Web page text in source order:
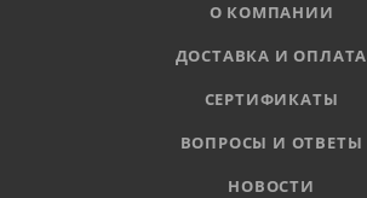
О КОМПАНИИ
ДОСТАВКА И ОПЛАТА
СЕРТИФИКАТЫ
ВОПРОСЫ И ОТВЕТЫ
НОВОСТИ